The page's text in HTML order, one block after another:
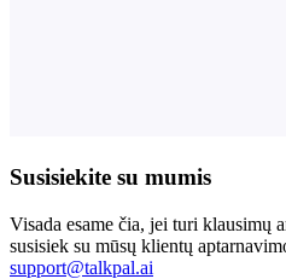
Susisiekite su mumis
Visada esame čia, jei turi klausimų
susisiek su mūsų klientų
support@talkpal.ai